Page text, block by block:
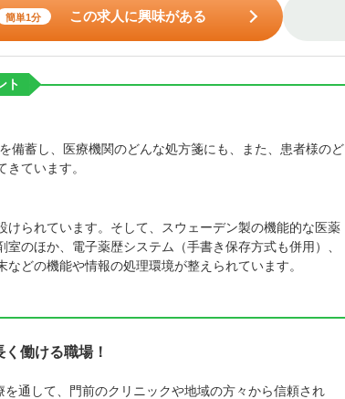
簡単1分 この求人に興味がある
ト
蓄し、医療機関のどんな処方箋にも、また、患者様のど
ています。
られています。そして、スウェーデン製の機能的な医薬
のほか、電子薬歴システム（手書き保存方式も併用）、
どの機能や情報の処理環境が整えられています。
働ける職場！
通して、門前のクリニックや地域の方々から信頼され